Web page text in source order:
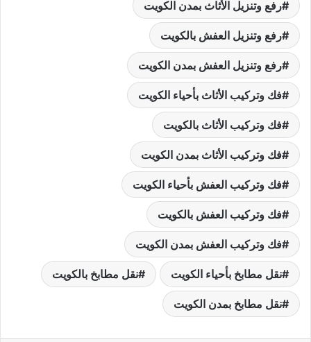
رفع وتنزيل الأثاث بمدن الكويت
رفع وتنزيل العفش بالكويت
رفع وتنزيل العفش بمدن الكويت
فك وتركيب الأثاث بأحياء الكويت
فك وتركيب الأثاث بالكويت
فك وتركيب الأثاث بمدن الكويت
فك وتركيب العفش بأحياء الكويت
فك وتركيب العفش بالكويت
فك وتركيب العفش بمدن الكويت
نقل مطابخ بأحياء الكويت نقل مطابخ بالكويت
نقل مطابخ بمدن الكويت